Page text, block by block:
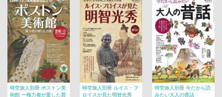
時空旅人別冊 ボストン美
術館 ー権力者が愛した芸
時空旅人別冊 ルイス・フ
ロイスが見た明智光秀
時空旅人別冊 今だから読
みたい大人の昔話